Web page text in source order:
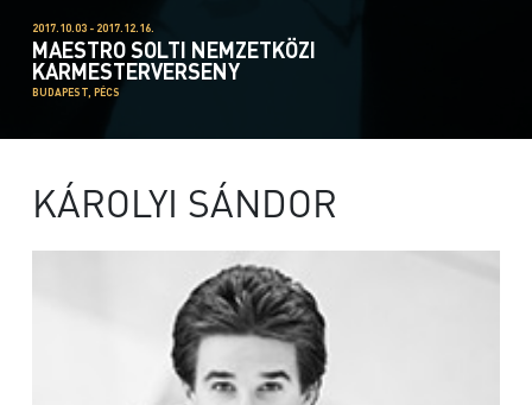
2017.10.03 - 2017.12.16.
MAESTRO SOLTI NEMZETKÖZI
KARMESTERVERSENY
BUDAPEST, PÉCS
KÁROLYI SÁNDOR